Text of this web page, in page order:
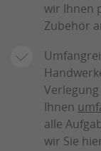
wir Ihnen
Zubehör
Ihnen
alle
wir Sie